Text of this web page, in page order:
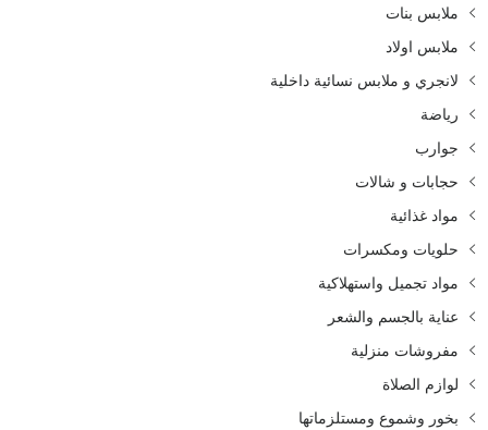
ملابس بنات
ملابس اولاد
لانجري و ملابس نسائية داخلية
رياضة
جوارب
حجابات و شالات
مواد غذائية
حلويات ومكسرات
مواد تجميل واستهلاكية
عناية بالجسم والشعر
مفروشات منزلية
لوازم الصلاة
بخور وشموع ومستلزماتها